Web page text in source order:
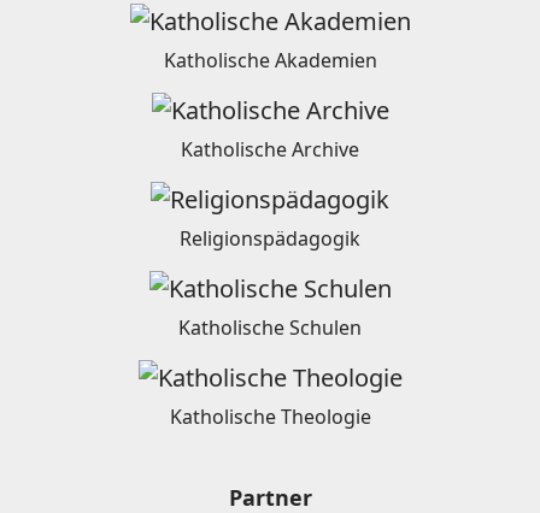
Katholische Akademien
Katholische Archive
Religionspädagogik
Katholische Schulen
Katholische Theologie
Partner